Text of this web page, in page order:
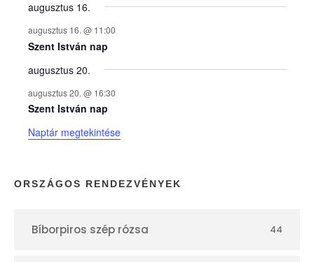
y
e
k
n
a
p
augusztus 16.
augusztus 16. @ 11:00
Szent István nap
augusztus 20.
augusztus 20. @ 16:30
Szent István nap
Naptár megtekintése
ORSZÁGOS RENDEZVÉNYEK
Bíborpiros szép rózsa 44